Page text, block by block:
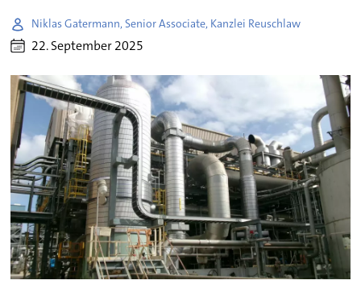
Niklas Gatermann, Senior Associate, Kanzlei Reuschlaw
22. September 2025